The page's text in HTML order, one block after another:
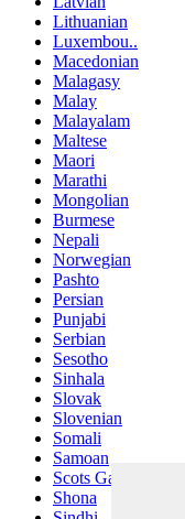
Lithuanian
Luxembou..
Macedonian
Malagasy
Malay
Malayalam
Maltese
Maori
Marathi
Mongolian
Burmese
Nepali
Norwegian
Pashto
Persian
Punjabi
Serbian
Sesotho
Sinhala
Slovak
Slovenian
Somali
Samoan
Scots Gaelic
Shona